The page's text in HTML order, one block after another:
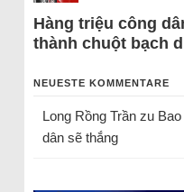
Hàng triệu công
thành chuột bạch
NEUESTE KOMMENTARE
Long Rồng Trầnzu
dân sẽ thắng